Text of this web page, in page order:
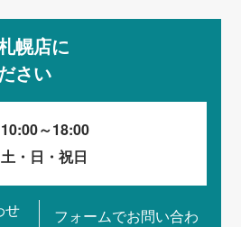
幌店に
さい
10:00～18:00
土・日・祝日
せ
フォームでお問い合わ